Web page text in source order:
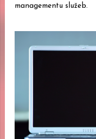
managementu služeb.